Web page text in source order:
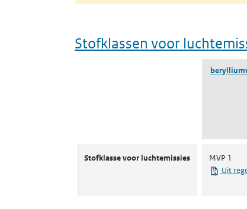
Stofklassen voor
Stofklasse voor luchtemissies
MVP 1
Uit